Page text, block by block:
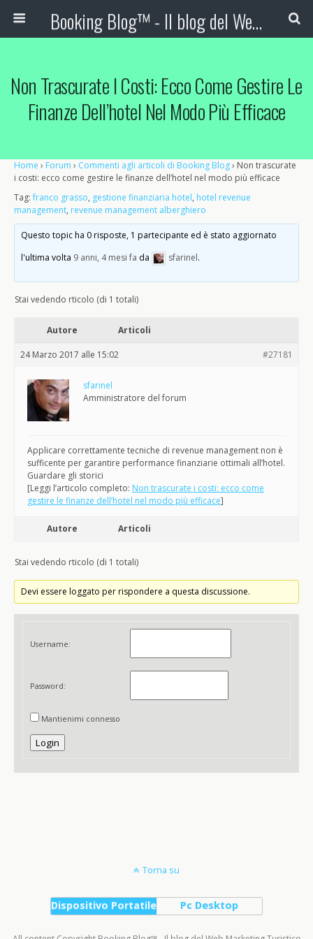
Booking Blog™ - Il blog del Web Marketing Turistico
Non Trascurate I Costi: Ecco Come Gestire Le
Finanze Dell’hotel Nel Modo Più Efficace
Home › Forum › Commenti agli articoli di Booking Blog› Non trascurate
i costi: ecco come gestire le finanze dell’hotel nel modo più efficace
Tag:franco grasso, gestione finanziaria hotel, hotel revenue
management, revenue management alberghiero
Questo topic ha 0 risposte, 1 partecipante ed è stato aggiornato
l'ultima volta 9 anni, 4 mesi fa da sfarinel.
Stai vedendo rticolo (di 1 totali)
Autore Articoli
24 Marzo 2017 alle 15:02 #27181
sfarinel
Amministratore del forum
Applicare correttamente tecniche di revenue management non è
sufficente per garantire performance finanziarie ottimali all’hotel.
Guardare gli storici
[Leggi l’articolo completo: Non trascurate i costi: ecco come
gestire le finanze dell’hotel nel modo più efficace]
Autore Articoli
Stai vedendo rticolo (di 1 totali)
Devi essere loggato per rispondere a questa discussione.
Username:
Password:
Mantienimi connesso
Login
Torna su
Dispositivo Portatile Pc Desktop